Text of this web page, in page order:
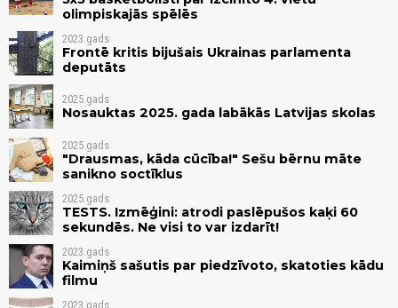
olimpiskajās spēlēs
2023.gads
Frontē kritis bijušais Ukrainas parlamenta
deputāts
2025.gads
Nosauktas 2025. gada labākās Latvijas skolas
2025.gads
"Drausmas, kāda cūcība!" Sešu bērnu māte
sanikno soctīklus
2025.gads
TESTS. Izmēģini: atrodi paslēpušos kaķi 60
sekundēs. Ne visi to var izdarīt!
2023.gads
Kaimiņš sašutis par piedzīvoto, skatoties kādu
filmu
2023.gads